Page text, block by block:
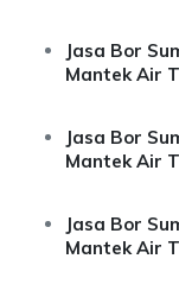
Jasa Bor
Mantek Air
Jasa Bor
Mantek Air
Jasa Bor
Mantek Air